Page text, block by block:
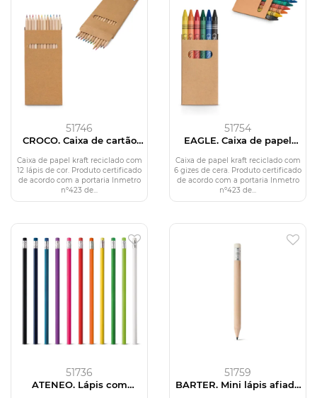
51746
CROCO. Caixa de cartão
Caixa de papel kraft reciclado com
12 lápis de cor. Produto certificado
de acordo com a portaria Inmetro
nº423 de...
51754
EAGLE. Caixa de papel
gizes de cera
Caixa de papel kraft reciclado com
6 gizes de cera. Produto certificado
de acordo com a portaria Inmetro
nº423 de...
51736
ATENEO. Lápis com
51759
BARTER. Mini lápis afiado